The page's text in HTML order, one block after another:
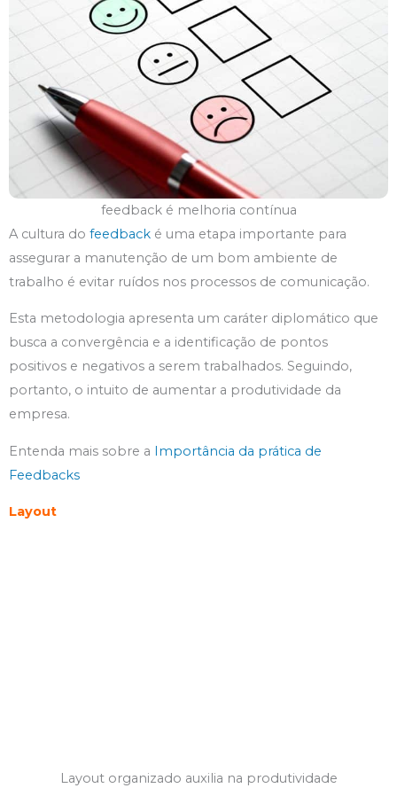
feedback é melhoria contínua
A cultura do feedback é uma etapa importante para
assegurar a manutenção de um bom ambiente de
trabalho é evitar ruídos nos processos de comunicação.
Esta metodologia apresenta um caráter diplomático que
busca a convergência e a identificação de pontos
positivos e negativos a serem trabalhados. Seguindo,
portanto, o intuito de aumentar a produtividade da
empresa.
Entenda mais sobre a Importância da prática de
Feedbacks
Layout
Layout organizado auxilia na produtividade